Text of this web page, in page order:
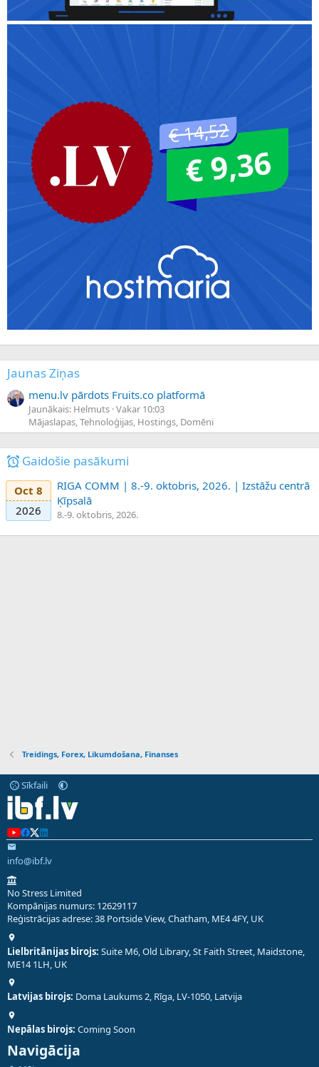
Jaunas Ziņas
menu.lv pārdots Fruits.co platformā
Jaunākais: Helmuts Vakar 10:03
Mājaslapas, Tehnoloģijas, Hostings, Domēni
Gaidošie pasākumi
Oct 8
2026
RIGA COMM | 8.-9. oktobris, 2026. | Izstāžu centrā
Ķīpsalā
8.-9. oktobris, 2026.
Treidings, Forex, Likumdošana, Finanses
Sīkfaili
info@ibf.lv
No Stress Limited
Kompānijas numurs: 12629117
Reģistrācijas adrese: 38 Portside View, Chatham, ME4 4FY, UK
Lielbritānijas birojs: Suite M6, Old Library, St Faith Street, Maidstone,
ME14 1LH, UK
Latvijas birojs: Doma Laukums 2, Rīga, LV-1050, Latvija
Nepālas birojs: Coming Soon
Navigācija